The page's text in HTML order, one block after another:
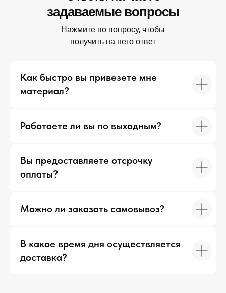
задаваемые вопросы
Нажмите по вопросу, чтобы
получить на него ответ
Как быстро вы привезете мне
материал?
Работаете ли вы по выходным?
Вы предоставляете отсрочку
оплаты?
Можно ли заказать самовывоз?
В какое время дня осуществляется
доставка?